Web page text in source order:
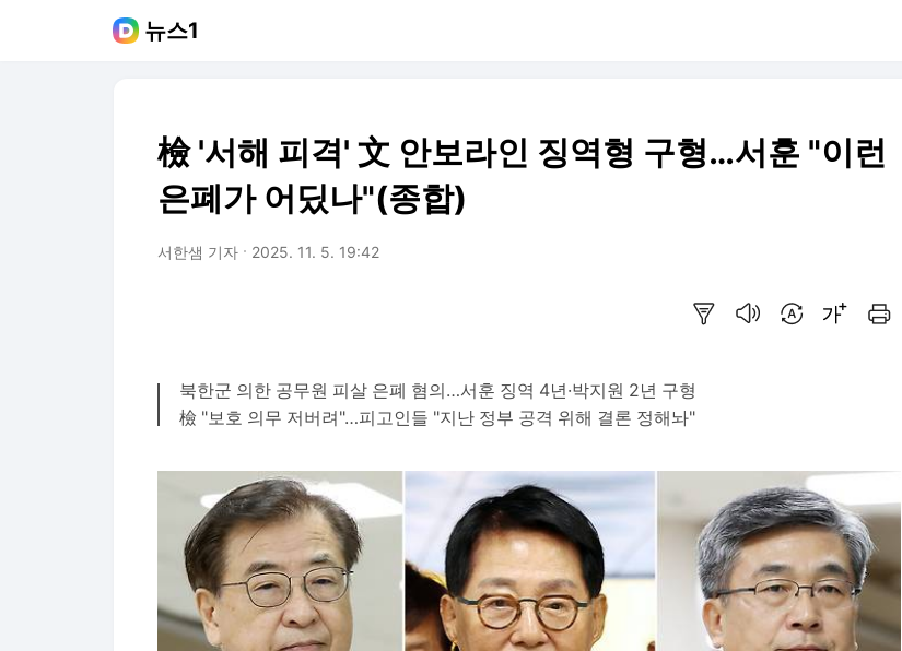
뉴스1
檢 '서해 피격' 文 안보라인 징역형 구형…서훈 "이런
은폐가 어딨나"(종합)
서한샘 기자 2025. 11. 5. 19:42
북한군 의한 공무원 피살 은폐 혐의…서훈 징역 4년·박지원 2년 구형
檢 "보호 의무 저버려"…피고인들 "지난 정부 공격 위해 결론 정해놔"